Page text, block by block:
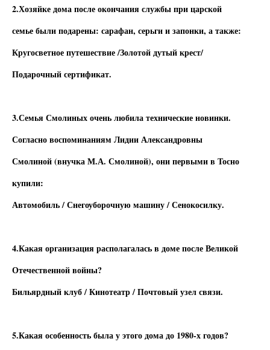
2.Хозяйке дома после окончания службы при царской
семье были подарены: сарафан, серьги и запонки, а также:
Кругосветное путешествие /Золотой дутый крест/
Подарочный сертификат.
3.Семья Смолиных очень любила технические новинки.
Согласно воспоминаниям Лидии Александровны
Смолиной (внучка М.А. Смолиной), они первыми в Тосно
купили:
Автомобиль / Снегоуборочную машину / Сенокосилку.
4.Какая организация располагалась в доме после Великой
Отечественной войны?
Бильярдный клуб / Кинотеатр / Почтовый узел связи.
5.Какая особенность была у этого дома до 1980-х годов?